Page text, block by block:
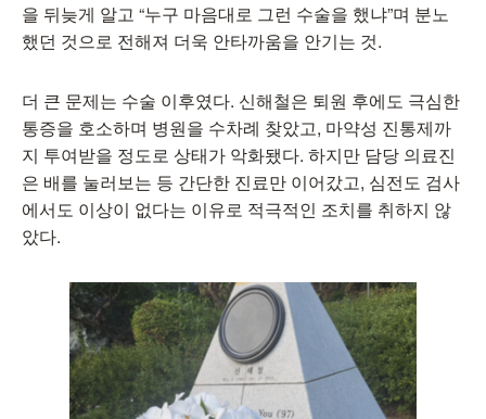
을 뒤늦게 알고 “누구 마음대로 그런 수술을 했냐”며 분노
했던 것으로 전해져 더욱 안타까움을 안기는 것.
더 큰 문제는 수술 이후였다. 신해철은 퇴원 후에도 극심한
통증을 호소하며 병원을 수차례 찾았고, 마약성 진통제까
지 투여받을 정도로 상태가 악화됐다. 하지만 담당 의료진
은 배를 눌러보는 등 간단한 진료만 이어갔고, 심전도 검사
에서도 이상이 없다는 이유로 적극적인 조치를 취하지 않
았다.